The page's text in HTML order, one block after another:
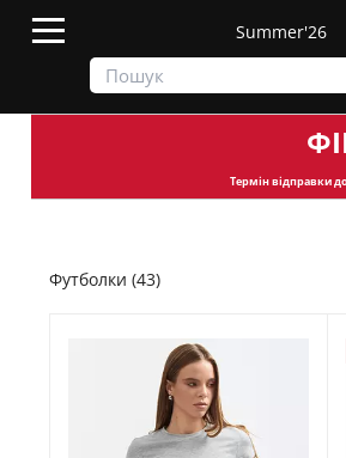
Summer'26
Термін відправки
Футболки (43)